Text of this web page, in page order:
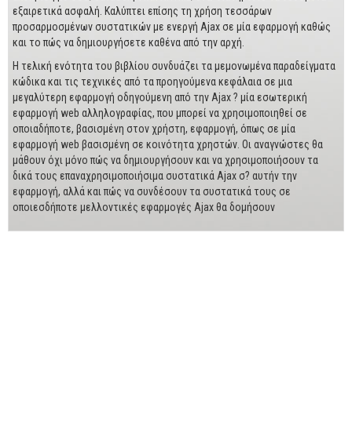
Γεωπονικά
Προσφορές
εξαιρετικά ασφαλή. Καλύπτει επίσης τη χρήση τεσσάρων
προσαρμοσμένων συστατικών με ενεργή Ajax σε μία εφαρμογή καθώς
και το πώς να δημιουργήσετε καθένα από την αρχή.
Η τελική ενότητα του βιβλίου συνδυάζει τα μεμονωμένα παραδείγματα
κώδικα και τις τεχνικές από τα προηγούμενα κεφάλαια σε μια
μεγαλύτερη εφαρμογή οδηγούμενη από την Ajax ? μία εσωτερική
εφαρμογή web αλληλογραφίας, που μπορεί να χρησιμοποιηθεί σε
οποιαδήποτε, βασισμένη στον χρήστη, εφαρμογή, όπως σε μία
εφαρμογή web βασισμένη σε κοινότητα χρηστών. Οι αναγνώστες θα
μάθουν όχι μόνο πώς να δημιουργήσουν και να χρησιμοποιήσουν τα
δικά τους επαναχρησιμοποιήσιμα συστατικά Ajax σ? αυτήν την
εφαρμογή, αλλά και πώς να συνδέσουν τα συστατικά τους σε
οποιεσδήποτε μελλοντικές εφαρμογές Ajax θα δομήσουν